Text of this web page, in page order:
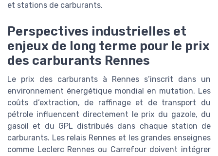
et stations de carburants.
Perspectives industrielles et
enjeux de long terme pour le prix
des carburants Rennes
Le prix des carburants à Rennes s’inscrit dans un
environnement énergétique mondial en mutation. Les
coûts d’extraction, de raffinage et de transport du
pétrole influencent directement le prix du gazole, du
gasoil et du GPL distribués dans chaque station de
carburants. Les relais Rennes et les grandes enseignes
comme Leclerc Rennes ou Carrefour doivent intégrer